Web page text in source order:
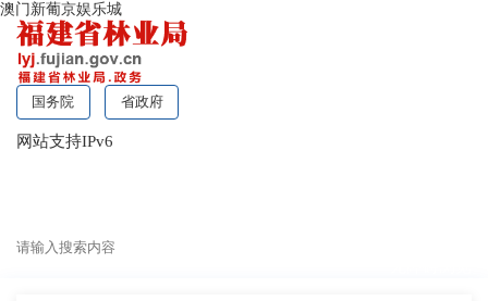
澳门新葡京娱乐城
国务院 省政府
网站支持IPv6